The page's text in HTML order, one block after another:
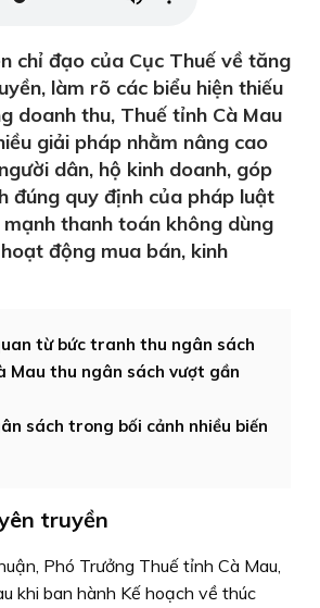
chỉ đạo của Cục Thuế về tăng
làm rõ các biểu hiện thiếu
doanh thu, Thuế tỉnh Cà Mau
giải pháp nhằm nâng cao
dân, hộ kinh doanh, góp
đúng quy định của pháp luật
thanh toán không dùng
động mua bán, kinh
từ bức tranh thu ngân sách
Mau thu ngân sách vượt gần
sách trong bối cảnh nhiều biến
truyền
Phó Trưởng Thuế tỉnh Cà Mau,
khi ban hành Kế hoạch về thúc